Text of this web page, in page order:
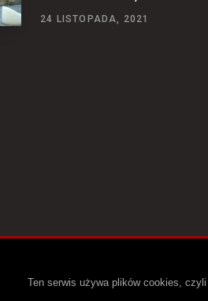
24 LISTOPADA, 2021
Ten serwis używa plików cookies,